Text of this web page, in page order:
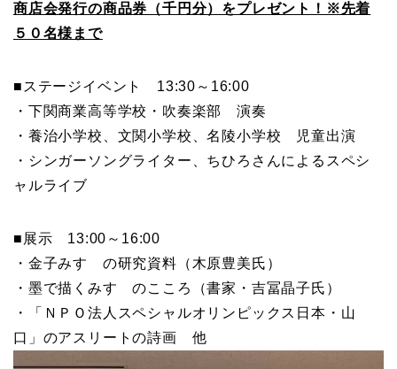
商店会発行の商品券（千円分）をプレゼント！※先着
５０名様まで
■ステージイベント 13:30～16:00
・下関商業高等学校・吹奏楽部 演奏
・養治小学校、文関小学校、名陵小学校 児童出演
・シンガーソングライター、ちひろさんによるスペシ
ャルライブ
■展示 13:00～16:00
・金子みすゞの研究資料（木原豊美氏）
・墨で描くみすゞのこころ（書家・吉冨晶子氏）
・「ＮＰＯ法人スペシャルオリンピックス日本・山
口」のアスリートの詩画 他